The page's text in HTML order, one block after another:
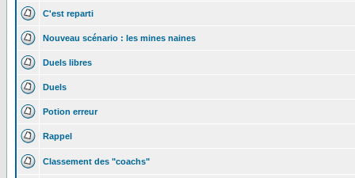
C'est reparti
Nouveau scénario : les mines naines
Duels libres
Duels
Potion erreur
Rappel
Classement des "coachs"